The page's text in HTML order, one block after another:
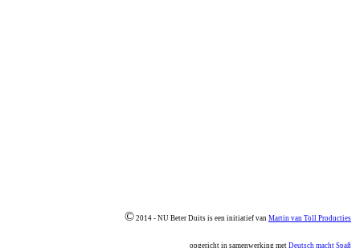
© 2014 - NU Beter Duits is een initiatief van Martin van Toll Producties
opgericht in samenwerking met Deutsch macht Spaß